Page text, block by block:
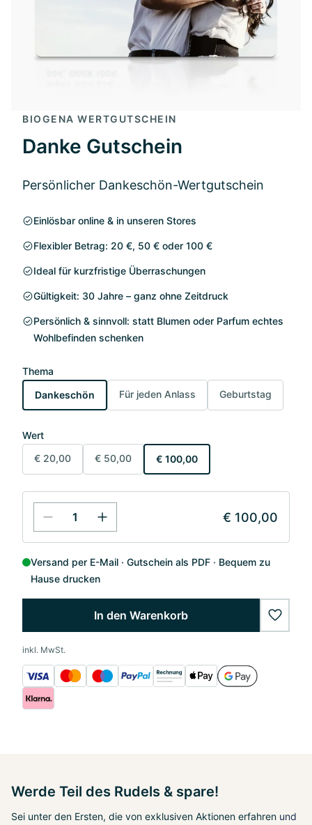
BIOGENA WERTGUTSCHEIN
Danke Gutschein
Persönlicher Dankeschön-Wertgutschein
Einlösbar online & in unseren Stores
Flexibler Betrag: 20 €, 50 € oder 100 €
Ideal für kurzfristige Überraschungen
Gültigkeit: 30 Jahre – ganz ohne Zeitdruck
Persönlich & sinnvoll: statt Blumen oder Parfum echtes
Wohlbefinden schenken
Thema
Dankeschön
Für jeden Anlass Geburtstag
Wert
€ 20,00
€ 50,00 € 100,00
€ 100,00
Versand per E-Mail Gutschein als PDF
Bequem zu
Hause drucken
In den Warenkorb
inkl. MwSt.
Werde Teil des Rudels & spare!
Sei unter den Ersten, die von exklusiven Aktionen erfahren und